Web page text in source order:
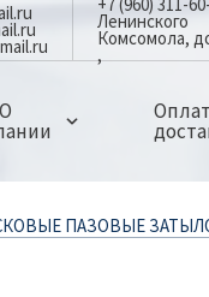
Ленинского
Комсомола,
О
ПАЗОВЫЕ